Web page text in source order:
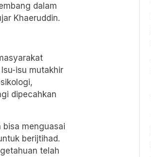
dalam
Khaeruddin.
isu mutakhir
dipecahkan
bisa menguasai
berijtihad.
telah